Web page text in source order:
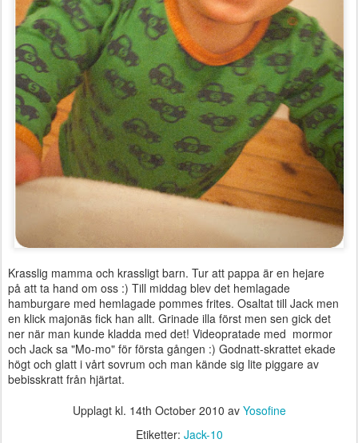
Krasslig mamma och krassligt barn. Tur att pappa är en hejare
på att ta hand om oss :) Till middag blev det hemlagade
hamburgare med hemlagade pommes frites. Osaltat till Jack men
en klick majonäs fick han allt. Grinade illa först men sen gick det
ner när man kunde kladda med det! Videopratade med mormor
och Jack sa "Mo-mo" för första gången :) Godnatt-skrattet ekade
högt och glatt i vårt sovrum och man kände sig lite piggare av
bebisskratt från hjärtat.
Upplagt kl. 14th October 2010 av Yosofine
Etiketter: Jack-10